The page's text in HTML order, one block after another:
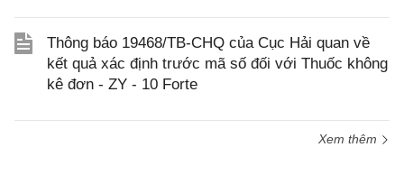
Thông báo 19468/TB-CHQ của Cục Hải quan về
kết quả xác định trước mã số đối với Thuốc không
kê đơn - ZY - 10 Forte
Xem thêm